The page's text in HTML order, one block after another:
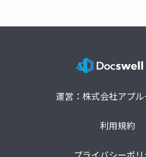
運営：株式会社アプ
利用規約
プライバシーポ